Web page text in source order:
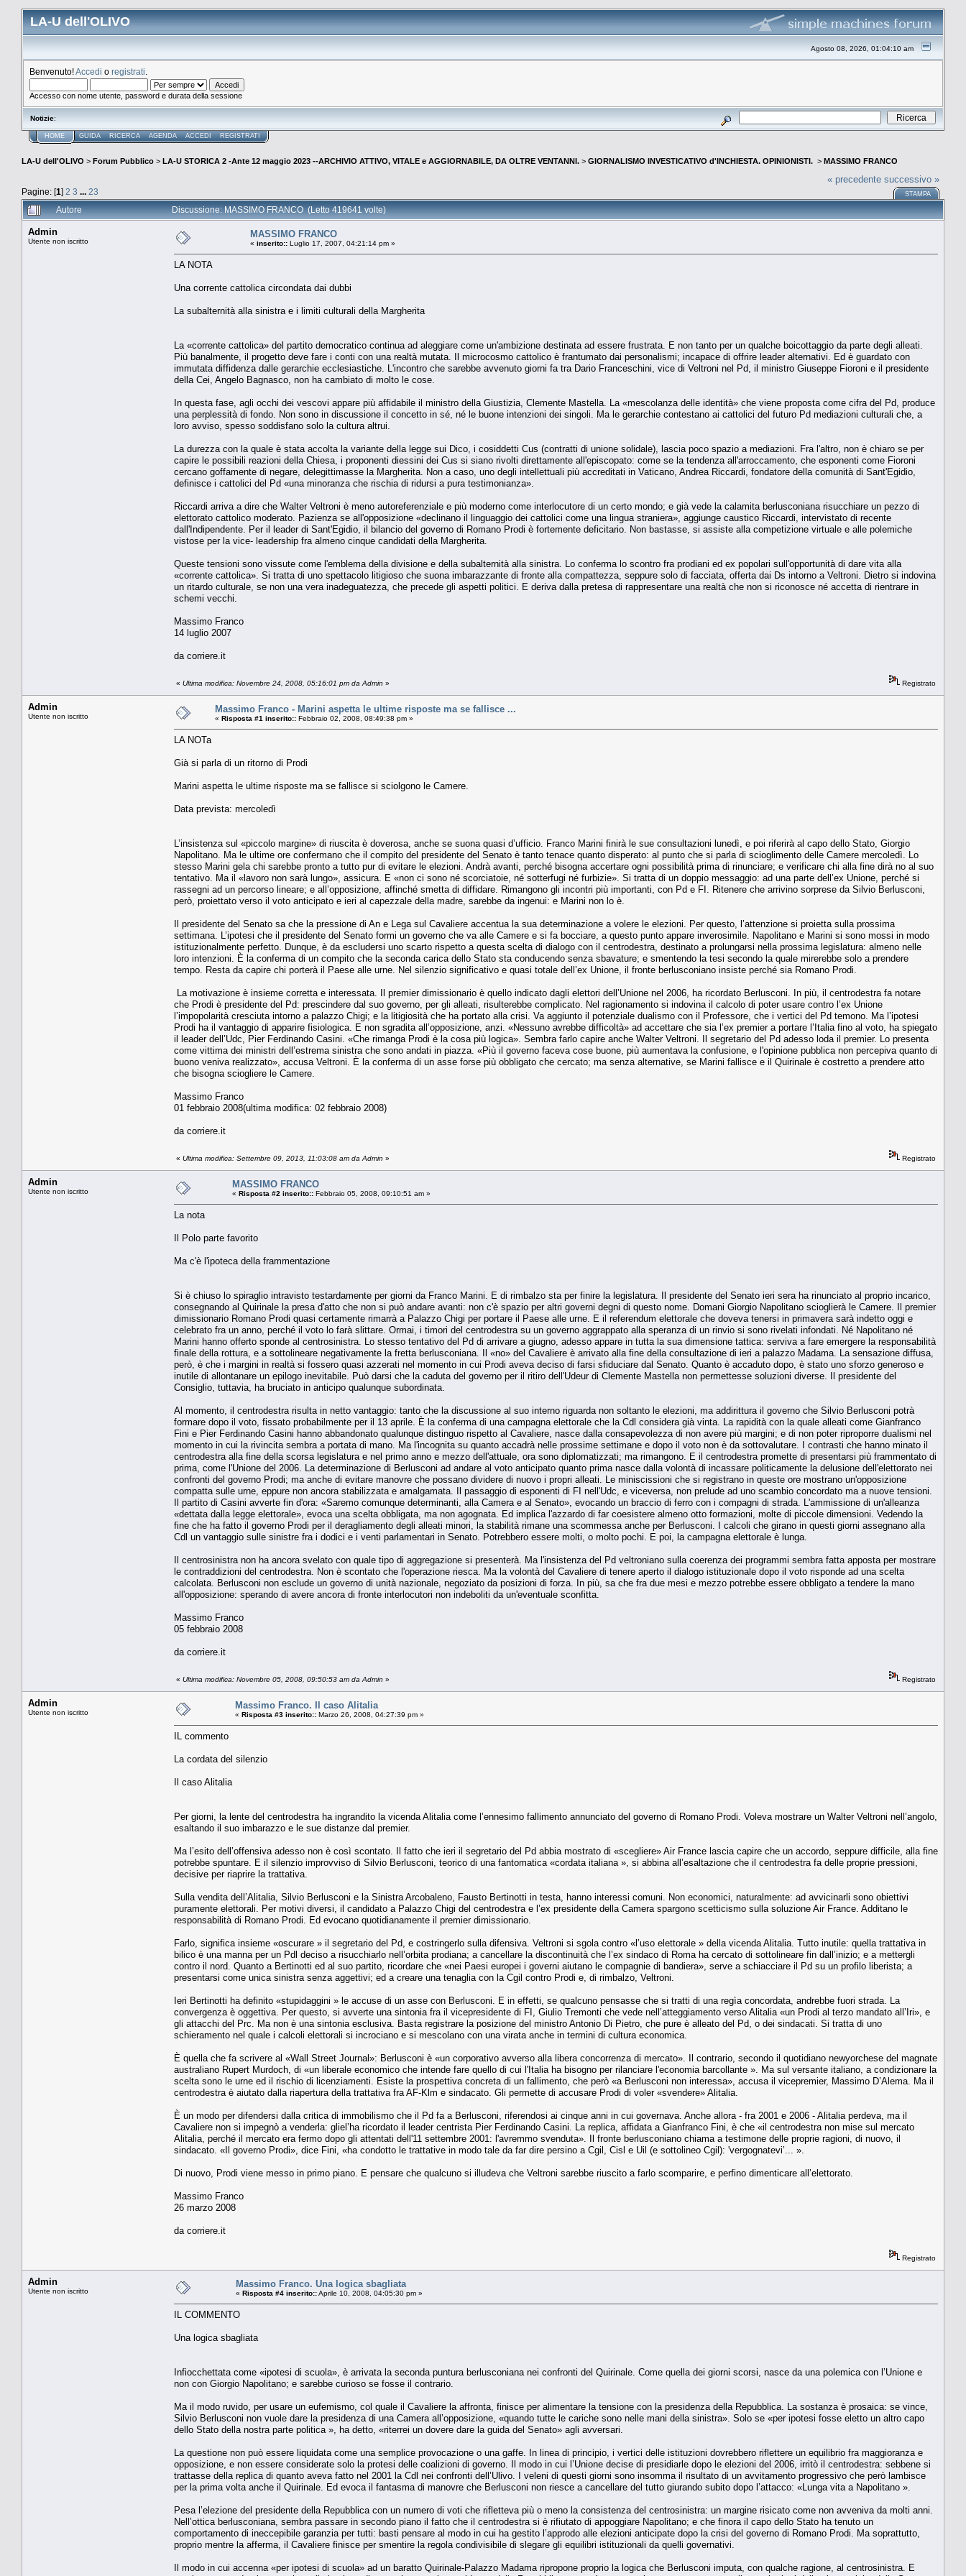
LA-U dell'OLIVO
Agosto 08, 2026, 01:04:10 am
Benvenuto!Accedi o registrati
Accesso con nome utente, password e durata della sessione
Notizie:
HOME GUIDA RICERCA AGENDA ACCEDI REGISTRATI
LA-U dell'OLIVO > Forum Pubblico > LA-U STORICA 2 -Ante 12 maggio 2023 --ARCHIVIO ATTIVO, VITALE e AGGIORNABILE, DA OLTRE VENTANNI. > GIORNALISMO INVESTICATIVO d'INCHIESTA. OPINIONISTI. > MASSIMO FRANCO
Pagine: [1] 2 3 ... 23
« precedente successivo »
STAMPA
Autore Discussione: MASSIMO FRANCO (Letto 419641 volte)
Admin
Utente non iscritto
MASSIMO FRANCO
« inserito:: Luglio 17, 2007, 04:21:14 pm »
LA NOTA
Una corrente cattolica circondata dai dubbi
La subalternità alla sinistra e i limiti culturali della Margherita
La «corrente cattolica» del partito democratico continua ad aleggiare come un'ambizione destinata ad essere frustrata. E non tanto per un qualche boicottaggio da parte degli alleati.
Più banalmente, il progetto deve fare i conti con una realtà mutata. Il microcosmo cattolico è frantumato dai personalismi; incapace di offrire leader alternativi. Ed è guardato con
immutata diffidenza dalle gerarchie ecclesiastiche. L'incontro che sarebbe avvenuto giorni fa tra Dario Franceschini, vice di Veltroni nel Pd, il ministro Giuseppe Fioroni e il presidente
della Cei, Angelo Bagnasco, non ha cambiato di molto le cose.
In questa fase, agli occhi dei vescovi appare più affidabile il ministro della Giustizia, Clemente Mastella. La «mescolanza delle identità» che viene proposta come cifra del Pd, produce
una perplessità di fondo. Non sono in discussione il concetto in sé, né le buone intenzioni dei singoli. Ma le gerarchie contestano ai cattolici del futuro Pd mediazioni culturali che, a
loro avviso, spesso soddisfano solo la cultura altrui.
La durezza con la quale è stata accolta la variante della legge sui Dico, i cosiddetti Cus (contratti di unione solidale), lascia poco spazio a mediazioni. Fra l'altro, non è chiaro se per
capire le possibili reazioni della Chiesa, i proponenti diessini dei Cus si siano rivolti direttamente all'episcopato: come se la tendenza all'arroccamento, che esponenti come Fioroni
cercano goffamente di negare, delegittimasse la Margherita. Non a caso, uno degli intellettuali più accreditati in Vaticano, Andrea Riccardi, fondatore della comunità di Sant'Egidio,
definisce i cattolici del Pd «una minoranza che rischia di ridursi a pura testimonianza».
Riccardi arriva a dire che Walter Veltroni è meno autoreferenziale e più moderno come interlocutore di un certo mondo; e già vede la calamita berlusconiana risucchiare un pezzo di
elettorato cattolico moderato. Pazienza se all'opposizione «declinano il linguaggio dei cattolici come una lingua straniera», aggiunge caustico Riccardi, intervistato di recente
dall'Indipendente. Per il leader di Sant'Egidio, il bilancio del governo di Romano Prodi è fortemente deficitario. Non bastasse, si assiste alla competizione virtuale e alle polemiche
vistose per la vice- leadership fra almeno cinque candidati della Margherita.
Queste tensioni sono vissute come l'emblema della divisione e della subalternità alla sinistra. Lo conferma lo scontro fra prodiani ed ex popolari sull'opportunità di dare vita alla
«corrente cattolica». Si tratta di uno spettacolo litigioso che suona imbarazzante di fronte alla compattezza, seppure solo di facciata, offerta dai Ds intorno a Veltroni. Dietro si indovina
un ritardo culturale, se non una vera inadeguatezza, che precede gli aspetti politici. E deriva dalla pretesa di rappresentare una realtà che non si riconosce né accetta di rientrare in
schemi vecchi.
Massimo Franco
14 luglio 2007
da corriere.it
« Ultima modifica: Novembre 24, 2008, 05:16:01 pm da Admin » Registrato
Admin
Utente non iscritto
Massimo Franco - Marini aspetta le ultime risposte ma se fallisce ...
« Risposta #1 inserito:: Febbraio 02, 2008, 08:49:38 pm »
LA NOTa
Già si parla di un ritorno di Prodi
Marini aspetta le ultime risposte ma se fallisce si sciolgono le Camere.
Data prevista: mercoledì
L’insistenza sul «piccolo margine» di riuscita è doverosa, anche se suona quasi d’ufficio. Franco Marini finirà le sue consultazioni lunedì, e poi riferirà al capo dello Stato, Giorgio
Napolitano. Ma le ultime ore confermano che il compito del presidente del Senato è tanto tenace quanto disperato: al punto che si parla di scioglimento delle Camere mercoledì. Lo
stesso Marini gela chi sarebbe pronto a tutto pur di evitare le elezioni. Andrà avanti, perché bisogna accertare ogni possibilità prima di rinunciare; e verificare chi alla fine dirà no al suo
tentativo. Ma il «lavoro non sarà lungo», assicura. E «non ci sono né scorciatoie, né sotterfugi né furbizie». Si tratta di un doppio messaggio: ad una parte dell’ex Unione, perché si
rassegni ad un percorso lineare; e all’opposizione, affinché smetta di diffidare. Rimangono gli incontri più importanti, con Pd e FI. Ritenere che arrivino sorprese da Silvio Berlusconi,
però, proiettato verso il voto anticipato e ieri al capezzale della madre, sarebbe da ingenui: e Marini non lo è.
Il presidente del Senato sa che la pressione di An e Lega sul Cavaliere accentua la sua determinazione a volere le elezioni. Per questo, l’attenzione si proietta sulla prossima
settimana. L’ipotesi che il presidente del Senato formi un governo che va alle Camere e si fa bocciare, a questo punto appare inverosimile. Napolitano e Marini si sono mossi in modo
istituzionalmente perfetto. Dunque, è da escludersi uno scarto rispetto a questa scelta di dialogo con il centrodestra, destinato a prolungarsi nella prossima legislatura: almeno nelle
loro intenzioni. È la conferma di un compito che la seconda carica dello Stato sta conducendo senza sbavature; e smentendo la tesi secondo la quale mirerebbe solo a prendere
tempo. Resta da capire chi porterà il Paese alle urne. Nel silenzio significativo e quasi totale dell’ex Unione, il fronte berlusconiano insiste perché sia Romano Prodi.
La motivazione è insieme corretta e interessata. Il premier dimissionario è quello indicato dagli elettori dell’Unione nel 2006, ha ricordato Berlusconi. In più, il centrodestra fa notare
che Prodi è presidente del Pd: prescindere dal suo governo, per gli alleati, risulterebbe complicato. Nel ragionamento si indovina il calcolo di poter usare contro l’ex Unione
l’impopolarità cresciuta intorno a palazzo Chigi; e la litigiosità che ha portato alla crisi. Va aggiunto il potenziale dualismo con il Professore, che i vertici del Pd temono. Ma l’ipotesi
Prodi ha il vantaggio di apparire fisiologica. E non sgradita all’opposizione, anzi. «Nessuno avrebbe difficoltà» ad accettare che sia l’ex premier a portare l’Italia fino al voto, ha spiegato
il leader dell’Udc, Pier Ferdinando Casini. «Che rimanga Prodi è la cosa più logica». Sembra farlo capire anche Walter Veltroni. Il segretario del Pd adesso loda il premier. Lo presenta
come vittima dei ministri dell’estrema sinistra che sono andati in piazza. «Più il governo faceva cose buone, più aumentava la confusione, e l'opinione pubblica non percepiva quanto di
buono veniva realizzato», accusa Veltroni. È la conferma di un asse forse più obbligato che cercato; ma senza alternative, se Marini fallisce e il Quirinale è costretto a prendere atto
che bisogna sciogliere le Camere.
Massimo Franco
01 febbraio 2008(ultima modifica: 02 febbraio 2008)
da corriere.it
« Ultima modifica: Settembre 09, 2013, 11:03:08 am da Admin » Registrato
Admin
Utente non iscritto
MASSIMO FRANCO
« Risposta #2 inserito:: Febbraio 05, 2008, 09:10:51 am »
La nota
Il Polo parte favorito
Ma c'è l'ipoteca della frammentazione
Si è chiuso lo spiraglio intravisto testardamente per giorni da Franco Marini. E di rimbalzo sta per finire la legislatura. Il presidente del Senato ieri sera ha rinunciato al proprio incarico,
consegnando al Quirinale la presa d'atto che non si può andare avanti: non c'è spazio per altri governi degni di questo nome. Domani Giorgio Napolitano scioglierà le Camere. Il premier
dimissionario Romano Prodi quasi certamente rimarrà a Palazzo Chigi per portare il Paese alle urne. E il referendum elettorale che doveva tenersi in primavera sarà indetto oggi e
celebrato fra un anno, perché il voto lo farà slittare. Ormai, i timori del centrodestra su un governo aggrappato alla speranza di un rinvio si sono rivelati infondati. Né Napolitano né
Marini hanno offerto sponde al centrosinistra. Lo stesso tentativo del Pd di arrivare a giugno, adesso appare in tutta la sua dimensione tattica: serviva a fare emergere la responsabilità
finale della rottura, e a sottolineare negativamente la fretta berlusconiana. Il «no» del Cavaliere è arrivato alla fine della consultazione di ieri a palazzo Madama. La sensazione diffusa,
però, è che i margini in realtà si fossero quasi azzerati nel momento in cui Prodi aveva deciso di farsi sfiduciare dal Senato. Quanto è accaduto dopo, è stato uno sforzo generoso e
inutile di allontanare un epilogo inevitabile. Può darsi che la caduta del governo per il ritiro dell'Udeur di Clemente Mastella non permettesse soluzioni diverse. Il presidente del
Consiglio, tuttavia, ha bruciato in anticipo qualunque subordinata.
Al momento, il centrodestra risulta in netto vantaggio: tanto che la discussione al suo interno riguarda non soltanto le elezioni, ma addirittura il governo che Silvio Berlusconi potrà
formare dopo il voto, fissato probabilmente per il 13 aprile. È la conferma di una campagna elettorale che la Cdl considera già vinta. La rapidità con la quale alleati come Gianfranco
Fini e Pier Ferdinando Casini hanno abbandonato qualunque distinguo rispetto al Cavaliere, nasce dalla consapevolezza di non avere più margini; e di non poter riproporre dualismi nel
momento in cui la rivincita sembra a portata di mano. Ma l'incognita su quanto accadrà nelle prossime settimane e dopo il voto non è da sottovalutare. I contrasti che hanno minato il
centrodestra alla fine della scorsa legislatura e nel primo anno e mezzo dell'attuale, ora sono diplomatizzati; ma rimangono. E il centrodestra promette di presentarsi più frammentato di
prima, come l'Unione del 2006. La determinazione di Berlusconi ad andare al voto anticipato quanto prima nasce dalla volontà di incassare politicamente la delusione dell'elettorato nei
confronti del governo Prodi; ma anche di evitare manovre che possano dividere di nuovo i propri alleati. Le miniscissioni che si registrano in queste ore mostrano un'opposizione
compatta sulle urne, eppure non ancora stabilizzata e amalgamata. Il passaggio di esponenti di FI nell'Udc, e viceversa, non prelude ad uno scambio concordato ma a nuove tensioni.
Il partito di Casini avverte fin d'ora: «Saremo comunque determinanti, alla Camera e al Senato», evocando un braccio di ferro con i compagni di strada. L'ammissione di un'alleanza
«dettata dalla legge elettorale», evoca una scelta obbligata, ma non agognata. Ed implica l'azzardo di far coesistere almeno otto formazioni, molte di piccole dimensioni. Vedendo la
fine che ha fatto il governo Prodi per il deragliamento degli alleati minori, la stabilità rimane una scommessa anche per Berlusconi. I calcoli che girano in questi giorni assegnano alla
Cdl un vantaggio sulle sinistre fra i dodici e i venti parlamentari in Senato. Potrebbero essere molti, o molto pochi. E poi, la campagna elettorale è lunga.
Il centrosinistra non ha ancora svelato con quale tipo di aggregazione si presenterà. Ma l'insistenza del Pd veltroniano sulla coerenza dei programmi sembra fatta apposta per mostrare
le contraddizioni del centrodestra. Non è scontato che l'operazione riesca. Ma la volontà del Cavaliere di tenere aperto il dialogo istituzionale dopo il voto risponde ad una scelta
calcolata. Berlusconi non esclude un governo di unità nazionale, negoziato da posizioni di forza. In più, sa che fra due mesi e mezzo potrebbe essere obbligato a tendere la mano
all'opposizione: sperando di avere ancora di fronte interlocutori non indeboliti da un'eventuale sconfitta.
Massimo Franco
05 febbraio 2008
da corriere.it
« Ultima modifica: Novembre 05, 2008, 09:50:53 am da Admin » Registrato
Admin
Utente non iscritto
Massimo Franco. Il caso Alitalia
« Risposta #3 inserito:: Marzo 26, 2008, 04:27:39 pm »
IL commento
La cordata del silenzio
Il caso Alitalia
Per giorni, la lente del centrodestra ha ingrandito la vicenda Alitalia come l’ennesimo fallimento annunciato del governo di Romano Prodi. Voleva mostrare un Walter Veltroni nell’angolo,
esaltando il suo imbarazzo e le sue distanze dal premier.
Ma l’esito dell’offensiva adesso non è così scontato. Il fatto che ieri il segretario del Pd abbia mostrato di «scegliere» Air France lascia capire che un accordo, seppure difficile, alla fine
potrebbe spuntare. E il silenzio improvviso di Silvio Berlusconi, teorico di una fantomatica «cordata italiana », si abbina all’esaltazione che il centrodestra fa delle proprie pressioni,
decisive per riaprire la trattativa.
Sulla vendita dell’Alitalia, Silvio Berlusconi e la Sinistra Arcobaleno, Fausto Bertinotti in testa, hanno interessi comuni. Non economici, naturalmente: ad avvicinarli sono obiettivi
puramente elettorali. Per motivi diversi, il candidato a Palazzo Chigi del centrodestra e l’ex presidente della Camera spargono scetticismo sulla soluzione Air France. Additano le
responsabilità di Romano Prodi. Ed evocano quotidianamente il premier dimissionario.
Farlo, significa insieme «oscurare » il segretario del Pd, e costringerlo sulla difensiva. Veltroni si sgola contro «l’uso elettorale » della vicenda Alitalia. Tutto inutile: quella trattativa in
bilico è una manna per un Pdl deciso a risucchiarlo nell’orbita prodiana; a cancellare la discontinuità che l’ex sindaco di Roma ha cercato di sottolineare fin dall’inizio; e a mettergli
contro il nord. Quanto a Bertinotti ed al suo partito, ricordare che «nei Paesi europei i governi aiutano le compagnie di bandiera», serve a schiacciare il Pd su un profilo liberista; a
presentarsi come unica sinistra senza aggettivi; ed a creare una tenaglia con la Cgil contro Prodi e, di rimbalzo, Veltroni.
Ieri Bertinotti ha definito «stupidaggini » le accuse di un asse con Berlusconi. E in effetti, se qualcuno pensasse che si tratti di una regìa concordata, andrebbe fuori strada. La
convergenza è oggettiva. Per questo, si avverte una sintonia fra il vicepresidente di FI, Giulio Tremonti che vede nell’atteggiamento verso Alitalia «un Prodi al terzo mandato all’Iri», e
gli attacchi del Prc. Ma non è una sintonia esclusiva. Basta registrare la posizione del ministro Antonio Di Pietro, che pure è alleato del Pd, o dei sindacati. Si tratta di uno
schieramento nel quale i calcoli elettorali si incrociano e si mescolano con una virata anche in termini di cultura economica.
È quella che fa scrivere al «Wall Street Journal»: Berlusconi è «un corporativo avverso alla libera concorrenza di mercato». Il contrario, secondo il quotidiano newyorchese del magnate
australiano Rupert Murdoch, di «un liberale economico che intende fare quello di cui l'Italia ha bisogno per rilanciare l'economia barcollante ». Ma sul versante italiano, a condizionare la
scelta sono le urne ed il rischio di licenziamenti. Esiste la prospettiva concreta di un fallimento, che però «a Berlusconi non interessa», accusa il vicepremier, Massimo D’Alema. Ma il
centrodestra è aiutato dalla riapertura della trattativa fra AF-Klm e sindacato. Gli permette di accusare Prodi di voler «svendere» Alitalia.
È un modo per difendersi dalla critica di immobilismo che il Pd fa a Berlusconi, riferendosi ai cinque anni in cui governava. Anche allora - fra 2001 e 2006 - Alitalia perdeva, ma il
Cavaliere non si impegnò a venderla: gliel’ha ricordato il leader centrista Pier Ferdinando Casini. La replica, affidata a Gianfranco Fini, è che «il centrodestra non mise sul mercato
Alitalia, perché il mercato era fermo dopo gli attentati dell'11 settembre 2001: l'avremmo svenduta». Il fronte berlusconiano chiama a testimone delle proprie ragioni, di nuovo, il
sindacato. «Il governo Prodi», dice Fini, «ha condotto le trattative in modo tale da far dire persino a Cgil, Cisl e Uil (e sottolineo Cgil): 'vergognatevi’... ».
Di nuovo, Prodi viene messo in primo piano. E pensare che qualcuno si illudeva che Veltroni sarebbe riuscito a farlo scomparire, e perfino dimenticare all’elettorato.
Massimo Franco
26 marzo 2008
da corriere.it
Registrato
Admin
Utente non iscritto
Massimo Franco. Una logica sbagliata
« Risposta #4 inserito::Aprile 10, 2008, 04:05:30 pm »
IL COMMENTO
Una logica sbagliata
Infiocchettata come «ipotesi di scuola», è arrivata la seconda puntura berlusconiana nei confronti del Quirinale. Come quella dei giorni scorsi, nasce da una polemica con l’Unione e
non con Giorgio Napolitano; e sarebbe curioso se fosse il contrario.
Ma il modo ruvido, per usare un eufemismo, col quale il Cavaliere la affronta, finisce per alimentare la tensione con la presidenza della Repubblica. La sostanza è prosaica: se vince,
Silvio Berlusconi non vuole dare la presidenza di una Camera all’opposizione, «quando tutte le cariche sono nelle mani della sinistra». Solo se «per ipotesi fosse eletto un altro capo
dello Stato della nostra parte politica », ha detto, «riterrei un dovere dare la guida del Senato» agli avversari.
La questione non può essere liquidata come una semplice provocazione o una gaffe. In linea di principio, i vertici delle istituzioni dovrebbero riflettere un equilibrio fra maggioranza e
opposizione, e non essere considerate solo la protesi delle coalizioni di governo. Il modo in cui l’Unione decise di presidiarle dopo le elezioni del 2006, irritò il centrodestra: sebbene si
trattasse della replica di quanto aveva fatto nel 2001 la Cdl nei confronti dell’Ulivo. I veleni di questi giorni sono insomma il risultato di un avvitamento progressivo che però lambisce
per la prima volta anche il Quirinale. Ed evoca il fantasma di manovre che Berlusconi non riesce a cancellare del tutto giurando subito dopo l’attacco: «Lunga vita a Napolitano ».
Pesa l’elezione del presidente della Repubblica con un numero di voti che rifletteva più o meno la consistenza del centrosinistra: un margine risicato come non avveniva da molti anni.
Nell’ottica berlusconiana, sembra passare in secondo piano il fatto che il centrodestra si è rifiutato di appoggiare Napolitano; e che finora il capo dello Stato ha tenuto un
comportamento di ineccepibile garanzia per tutti: basti pensare al modo in cui ha gestito l’approdo alle elezioni anticipate dopo la crisi del governo di Romano Prodi. Ma soprattutto,
proprio mentre la afferma, il Cavaliere finisce per smentire la regola condivisibile di slegare gli equilibri istituzionali da quelli governativi.
Il modo in cui accenna «per ipotesi di scuola» ad un baratto Quirinale-Palazzo Madama ripropone proprio la logica che Berlusconi imputa, con qualche ragione, al centrosinistra. E